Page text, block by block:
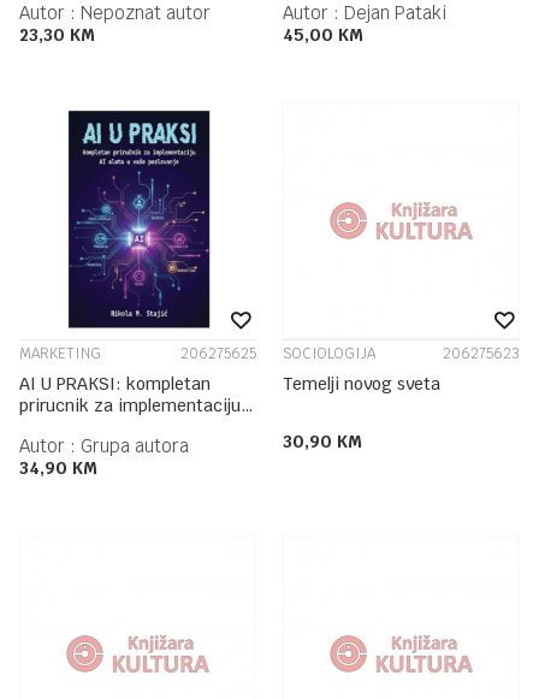
Autor : Nepoznat autor
23,30 KM
Autor : Dejan Pataki
45,00 KM
MARKETING 206275625
AI U PRAKSI: kompletan
prirucnik za implementaciju
Autor : Grupa autora
34,90 KM
SOCIOLOGIJA 206275623
Temelji novog sveta
30,90 KM